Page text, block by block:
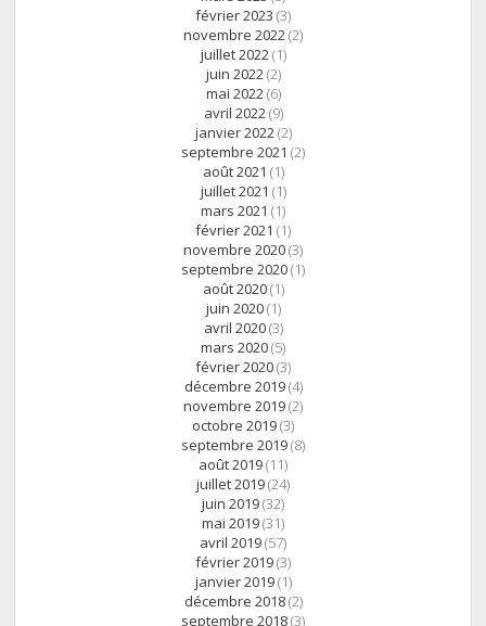
février 2023 (3)
novembre 2022(2)
juillet 2022(1)
juin 2022(2)
mai 2022(6)
avril 2022(9)
janvier 2022(2)
septembre 2021 (2)
août 2021 (1)
juillet 2021 (1)
mars 2021 (1)
février 2021 (1)
novembre 2020(3)
septembre 2020(1)
août 2020(1)
juin 2020(1)
avril 2020(3)
mars 2020(5)
février 2020(3)
décembre 2019(4)
novembre 2019(2)
octobre 2019(3)
septembre 2019(8)
août 2019(11)
juillet 2019(24)
juin 2019(32)
mai 2019(31)
avril 2019(57)
février 2019(3)
janvier 2019(1)
décembre 2018(2)
septembre 2018(3)